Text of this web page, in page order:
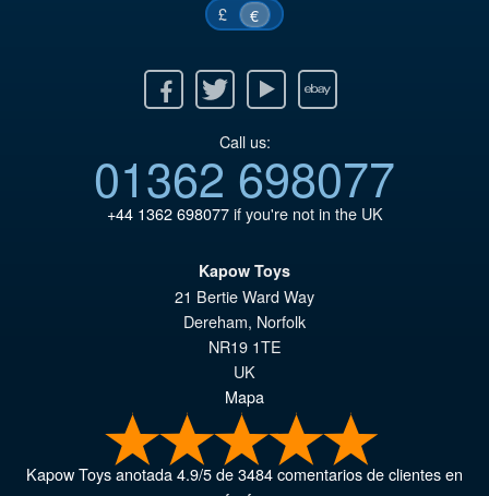
£ €
Twitter Youtube Ebay
Call us:
01362 698077
+44 1362 698077if you're not in the UK
Kapow Toys
21 Bertie Ward Way
Dereham, Norfolk
NR19 1TE
UK
Mapa
Kapow Toysanotada4.9/5de3484comentarios de clientes en